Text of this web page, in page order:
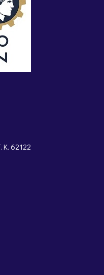
Κ. 62122